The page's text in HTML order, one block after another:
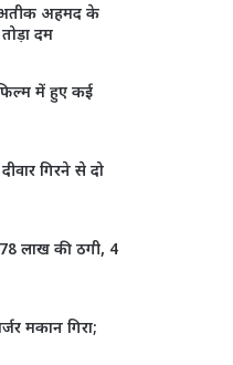
अतीक अहमद के
दम
में हुए कई
गिरने से दो
लाख की ठगी, 4
मकान गिरा;